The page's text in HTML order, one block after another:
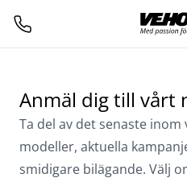
Anmäl dig till vårt
Ta del av det senaste
modeller, aktuella
smidigare bilägande. Välj